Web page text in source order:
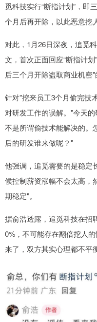
觅科技实行“断指计划”，即
个月后再开除，以此恶意挖
对此，1月26日深夜，追觅
文，首次正面回应“断指计
后三个月开除盗取商业机密"
针对"挖来员工3个月偷完技
对研发工作的误解。"今天
不是所谓偷技术能解决的。
后的研发谁来做呢？"
他强调，追觅需要的是稳定
候控制薪资涨幅不会太高，
期稳定"。
据俞浩透露，追觅科技在招
0%，不可能存在翻倍挖人
来了，双方其实心理都不平